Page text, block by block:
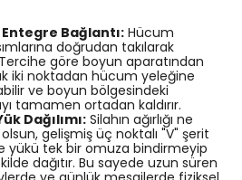
Bağlantı: Hücum
doğrudan takılarak
göre boyun aparatından
iki noktadan hücum yeleğine
ve boyun bölgesindeki
tamamen ortadan kaldırır.
Dağılımı: Silahın ağırlığı ne
gelişmiş üç noktalı "V" şerit
yükü tek bir omuza bindirmeyip
dağıtır. Bu sayede uzun süren